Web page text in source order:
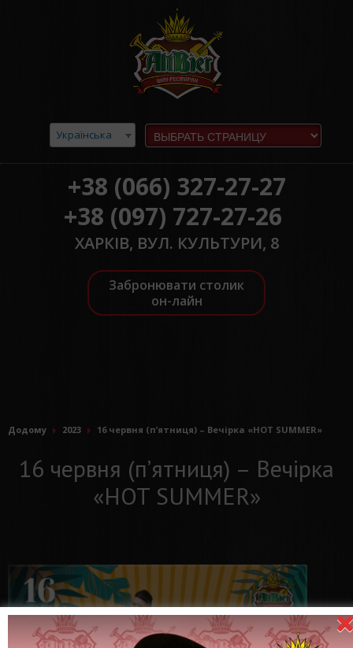
Українська
+38 (066) 327-27-27
+38 (097) 727-27-26
ХАРКІВ, ВУЛ. КУЛЬТУРИ, 8
Забронювати столик
он-лайн
Додому 2023 16 червня (п’ятниця) – Вечiрка «HOT SUMMER»
16 червня (п’ятниця) – Вечiрка
«HOT SUMMER»